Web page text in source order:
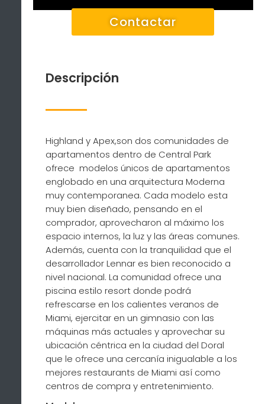
Contactar
Descripción
Highland y Apex,son dos comunidades de
apartamentos dentro de Central Park
ofrece modelos únicos de apartamentos
englobado en una arquitectura Moderna
muy contemporanea. Cada modelo esta
muy bien diseñado, pensando en el
comprador, aprovecharon al máximo los
espacio internos, la luz y las áreas comunes.
Además, cuenta con la tranquilidad que el
desarrollador Lennar es bien reconocido a
nivel nacional. La comunidad ofrece una
piscina estilo resort donde podrá
refrescarse en los calientes veranos de
Miami, ejercitar en un gimnasio con las
máquinas más actuales y aprovechar su
ubicación céntrica en la ciudad del Doral
que le ofrece una cercanía inigualable a los
mejores restaurants de Miami así como
centros de compra y entretenimiento.